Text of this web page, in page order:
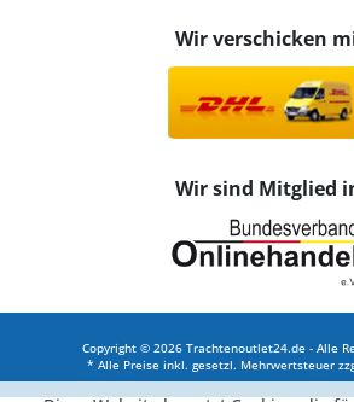
Wir verschicken
Wir sind Mitglied
Copyright © 2026 Trachtenoutlet24.de - Alle
* Alle Preise inkl. gesetzl. Mehrwertsteuer